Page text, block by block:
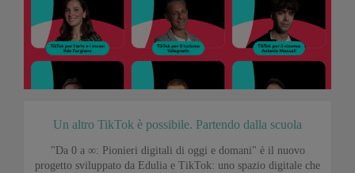
Un altro TikTok è possibile. Partendo dalla scuola
"Da 0 a ∞: Pionieri digitali di oggi e domani" è il nuovo
progetto sviluppato da Edulia e TikTok: uno spazio digitale che